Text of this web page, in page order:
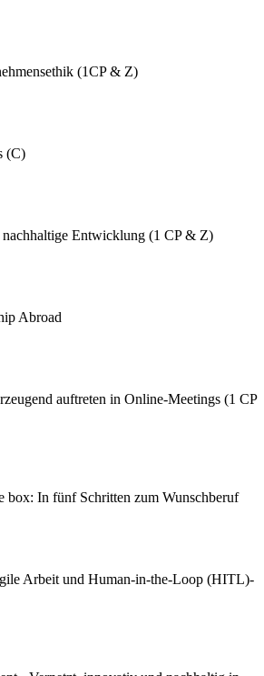
(1CP & Z)
(C)
Entwicklung (1 CP & Z)
Abroad
auftreten in Online-Meetings (1 CP
box: In fünf Schritten zum Wunschberuf
Arbeit und Human-in-the-Loop (HITL)-